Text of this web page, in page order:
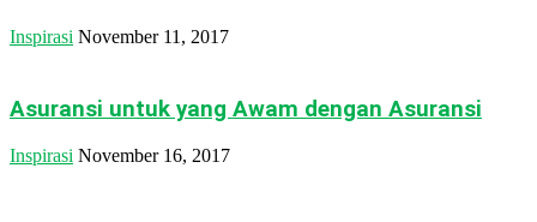
Inspirasi November 11, 2017
Asuransi untuk yang Awam dengan Asuransi
Inspirasi November 16, 2017